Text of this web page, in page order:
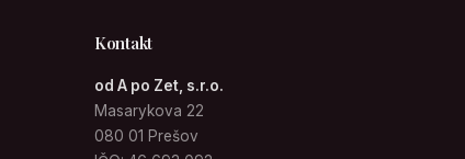
Kontakt
od A po Zet, s.r.o.
Masarykova 22
080 01 Prešov